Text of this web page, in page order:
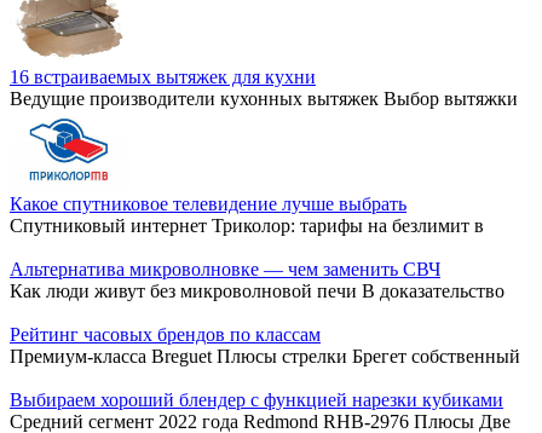
16 встраиваемых вытяжек для кухни
Ведущие производители кухонных вытяжек Выбор вытяжки
Какое спутниковое телевидение лучше выбрать
Спутниковый интернет Триколор: тарифы на безлимит в
Альтернатива микроволновке — чем заменить СВЧ
Как люди живут без микроволновой печи В доказательство
Рейтинг часовых брендов по классам
Премиум-класса Breguet Плюсы стрелки Брегет собственный
Выбираем хороший блендер с функцией нарезки кубиками
Средний сегмент 2022 года Redmond RHB-2976 Плюсы Две